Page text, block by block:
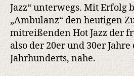
Jazz“ unterwegs. Mit Erfolg
„Ambulanz“ den heutigen
mitreißenden Hot Jazz der
also der 20er und 30er
Jahrhunderts, nahe.